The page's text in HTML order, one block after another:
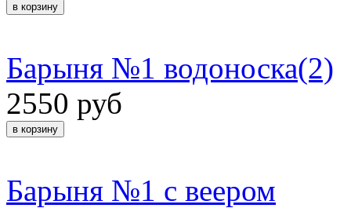
Барыня №1 водоноска(2)
2550 руб
Барыня №1 с веером